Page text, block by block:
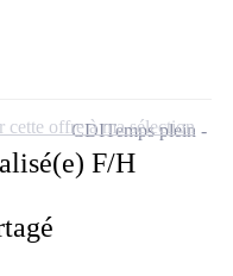
F/H
CDITemps plein
cette offre à ma sélection